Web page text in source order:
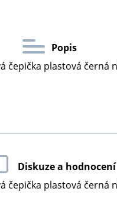
Popis
čepička plastová černá
Diskuze a hodnocení
čepička plastová černá